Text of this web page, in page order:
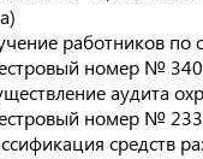
работников по
номер №
аудита
номер №
средств